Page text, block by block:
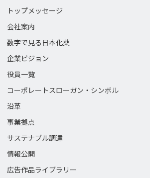
トップメッセージ
会社案内
数字で見る日本化薬
企業ビジョン
役員一覧
コーポレートスローガン・ シンボル
沿革
事業拠点
サステナブル調達
情報公開
広告作品ライブラリー